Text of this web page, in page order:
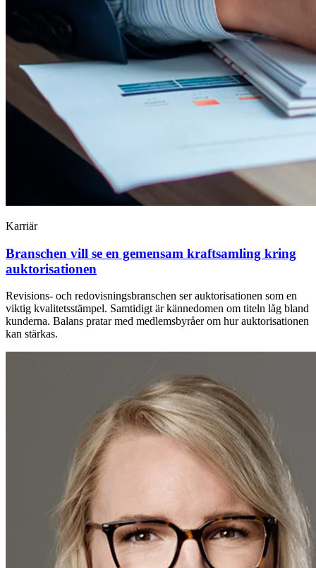
Karriär
Branschen vill se en gemensam kraftsamling kring
auktorisationen
Revisions- och redovisningsbranschen ser auktorisationen som en
viktig kvalitetsstämpel. Samtidigt är kännedomen om titeln låg bland
kunderna. Balans pratar med medlemsbyråer om hur auktorisationen
kan stärkas.